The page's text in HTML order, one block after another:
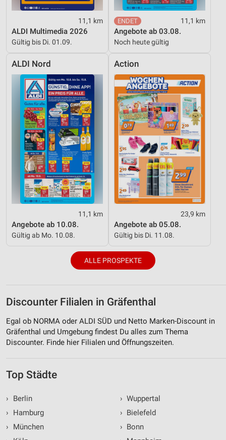
11,1 km
ALDI Multimedia 2026
Gültig bis Di. 01.09.
11,1 km
Angebote ab 03.08.
Noch heute gültig
ALDI Nord
11,1 km
Angebote ab 10.08.
Gültig ab Mo. 10.08.
Action
23,9 km
Angebote ab 05.08.
Gültig bis Di. 11.08.
ALLE PROSPEKTE
Discounter Filialen in Gräfenthal
Egal ob NORMA oder ALDI SÜD und Netto Marken-Discount in
Gräfenthal und Umgebung findest Du alles zum Thema
Discounter. Finde hier Filialen und Öffnungszeiten.
Top Städte
›
Berlin
›
Hamburg
›
München
› Wuppertal
› Bielefeld
› Bonn